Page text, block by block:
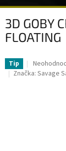
3D GOBY
FLOATING
Tip
Průměrné
hodnocení
Značka: Savage